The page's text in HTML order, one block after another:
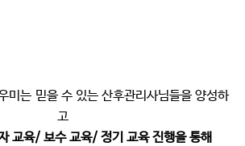
미는 믿을 수 있는 산후관리사님들을 양성하
고
교육/ 보수 교육/ 정기 교육 진행을 통해